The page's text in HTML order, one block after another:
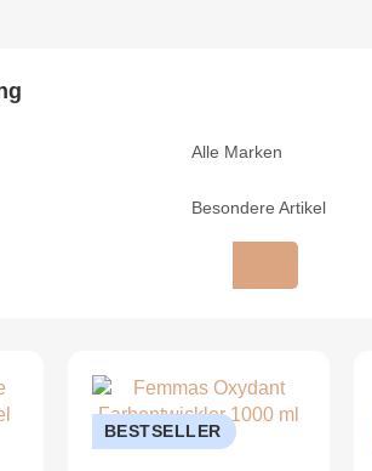
Alle Marken
Besondere Artikel
BESTSELLER